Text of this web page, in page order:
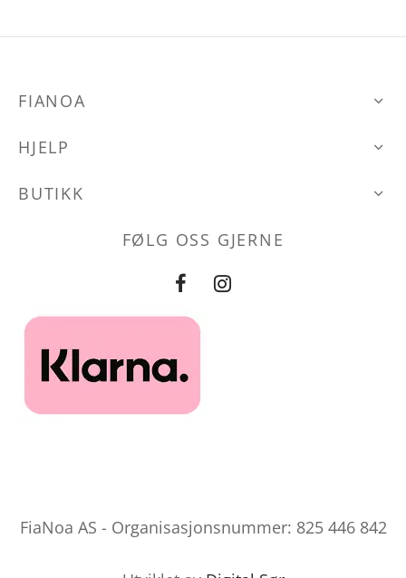
FIANOA
HJELP
BUTIKK
FØLG OSS GJERNE
FiaNoa AS - Organisasjonsnummer: 825 446 842